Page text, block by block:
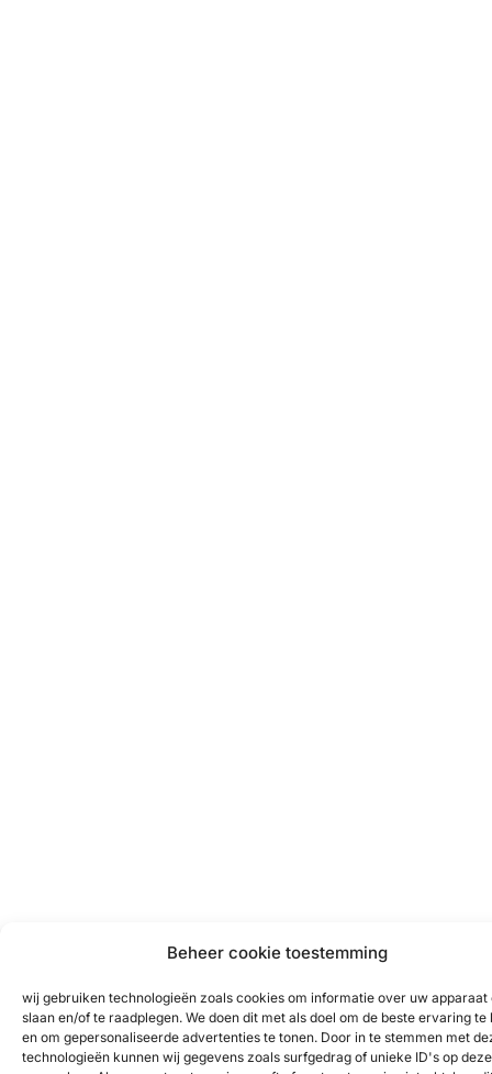
Beheer cookie toestemming
wij gebruiken technologieën zoals cookies om informatie over uw apparaat
slaan en/of te raadplegen. We doen dit met als doel om de beste ervaring te
en om gepersonaliseerde advertenties te tonen. Door in te stemmen met
technologieën kunnen wij gegevens zoals surfgedrag of unieke ID's op